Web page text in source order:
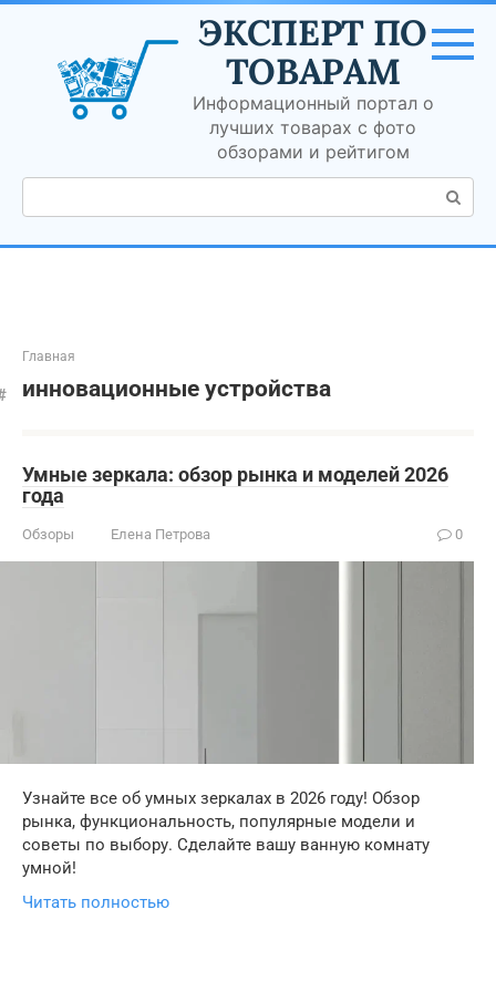
Перейти
контенту
ЭКСПЕРТ ПО
ТОВАРАМ
Информационный портал о
лучших товарах с фото
обзорами и рейтигом
Поиск:
Главная
инновационные устройства
Умные зеркала: обзор рынка и моделей 2026
года
Обзоры Елена Петрова 0
Узнайте все об умных зеркалах в 2026 году! Обзор
рынка, функциональность, популярные модели и
советы по выбору. Сделайте вашу ванную комнату
умной!
Читать полностью